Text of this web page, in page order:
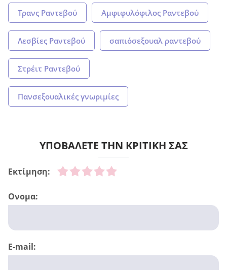
Τρανς Ραντεβού Αμφιφυλόφιλος Ραντεβού
Λεσβίες Ραντεβού σαπιόσεξουαλ ραντεβού
Στρέιτ Ραντεβού
Πανσεξουαλικές γνωριμίες
ΥΠΟΒΑΛΕΤΕ ΤΗΝ ΚΡΙΤΙΚΗ ΣΑΣ
Εκτίμηση:
Ονομα:
E-mail: